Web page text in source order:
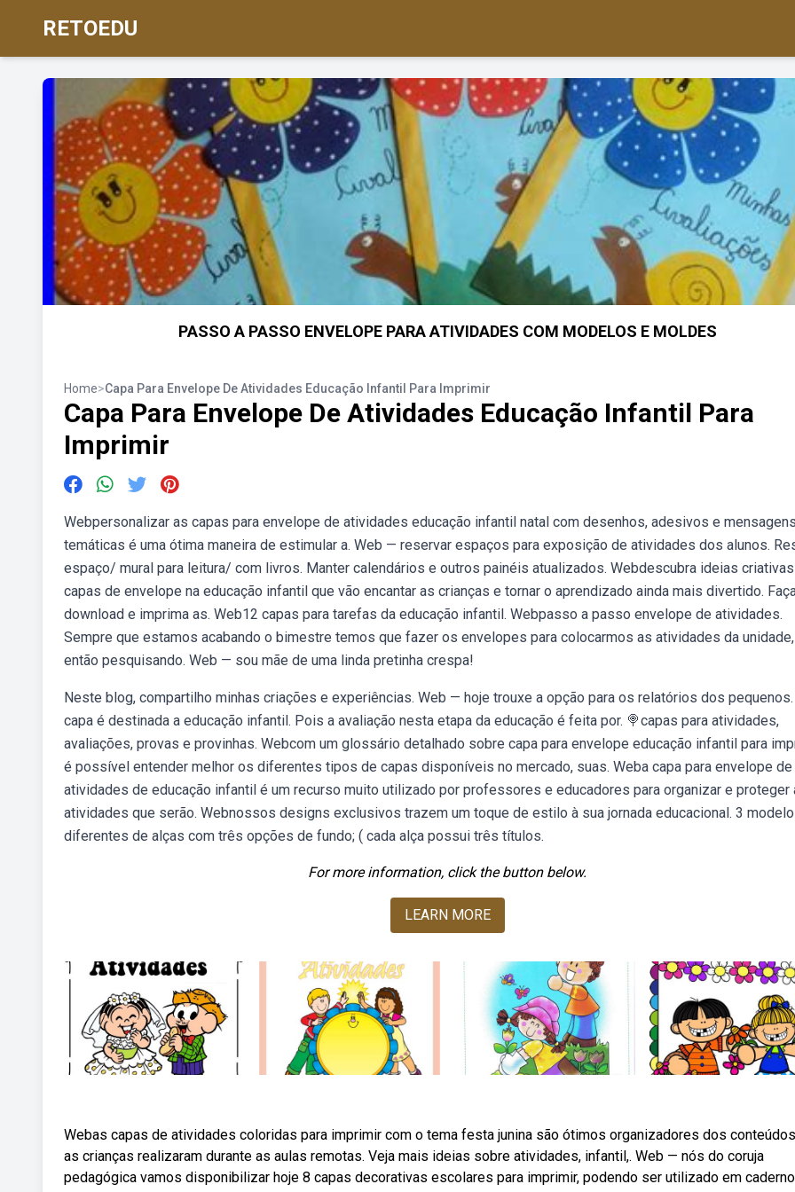
RETOEDU
PASSO A PASSO ENVELOPE PARA ATIVIDADES COM MODELOS E MOLDES
Home>Capa Para Envelope De Atividades Educação Infantil Para Imprimir
Capa Para Envelope De Atividades Educação Infantil Para
Imprimir
Webpersonalizar as capas para envelope de atividades educação infantil natal com desenhos, adesivos e
temáticas é uma ótima maneira de estimular a. Web — reservar espaços para exposição de atividades dos alunos.
espaço/ mural para leitura/ com livros. Manter calendários e outros painéis atualizados. Webdescubra ideias
capas de envelope na educação infantil que vão encantar as crianças e tornar o aprendizado ainda mais divertido.
download e imprima as. Web12 capas para tarefas da educação infantil. Webpasso a passo envelope de atividades.
Sempre que estamos acabando o bimestre temos que fazer os envelopes para colocarmos as atividades da unidade,
então pesquisando. Web — sou mãe de uma linda pretinha crespa!
Neste blog, compartilho minhas criações e experiências. Web — hoje trouxe a opção para os relatórios dos
capa é destinada a educação infantil. Pois a avaliação nesta etapa da educação é feita por. 🍭capas para atividades,
avaliações, provas e provinhas. Webcom um glossário detalhado sobre capa para envelope educação infantil para
é possível entender melhor os diferentes tipos de capas disponíveis no mercado, suas. Weba capa para envelope de
atividades de educação infantil é um recurso muito utilizado por professores e educadores para organizar e proteger
atividades que serão. Webnossos designs exclusivos trazem um toque de estilo à sua jornada educacional. 3
diferentes de alças com três opções de fundo; ( cada alça possui três títulos.
For more information, click the button below.
LEARN MORE
Webas capas de atividades coloridas para imprimir com o tema festa junina são ótimos organizadores dos
as crianças realizaram durante as aulas remotas. Veja mais ideias sobre atividades, infantil,. Web — nós do coruja
pedagógica vamos disponibilizar hoje 8 capas decorativas escolares para imprimir, podendo ser utilizado em